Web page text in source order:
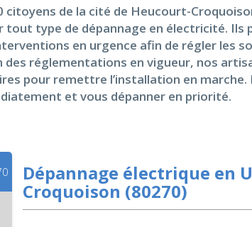
citoyens de la cité de Heucourt-
type de dépannage en électricité.
en urgence afin de régler les
des réglementations en vigueur, nos
pour remettre l’installation en
et vous dépanner en priorité.
Dépannage électrique en
Croquoison (80270)